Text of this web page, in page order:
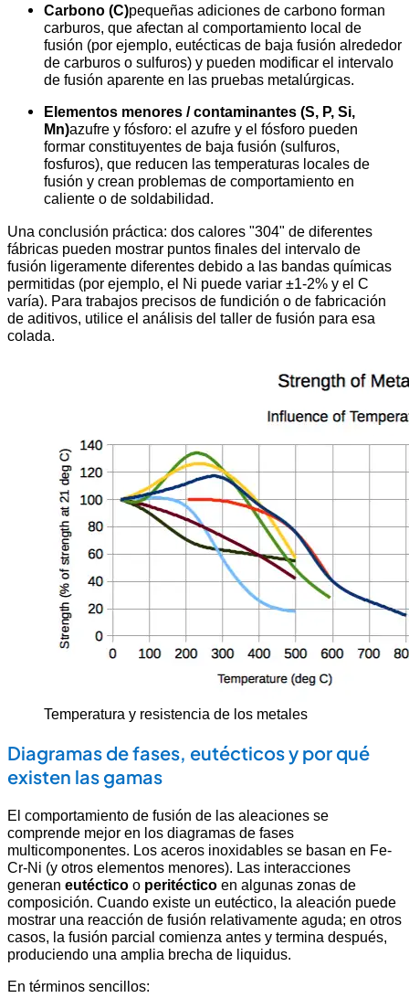
Carbono (C)pequeñas adiciones de carbono forman
carburos, que afectan al comportamiento local de
fusión (por ejemplo, eutécticas de baja fusión alrededor
de carburos o sulfuros) y pueden modificar el intervalo
de fusión aparente en las pruebas metalúrgicas.
Elementos menores / contaminantes (S, P, Si,
Mn)azufre y fósforo: el azufre y el fósforo pueden
formar constituyentes de baja fusión (sulfuros,
fosfuros), que reducen las temperaturas locales de
fusión y crean problemas de comportamiento en
caliente o de soldabilidad.
Una conclusión práctica: dos calores "304" de diferentes
fábricas pueden mostrar puntos finales del intervalo de
fusión ligeramente diferentes debido a las bandas químicas
permitidas (por ejemplo, el Ni puede variar ±1-2% y el C
varía). Para trabajos precisos de fundición o de fabricación
de aditivos, utilice el análisis del taller de fusión para esa
colada.
Temperatura y resistencia de los metales
Diagramas de fases, eutécticos y por qué
existen las gamas
El comportamiento de fusión de las aleaciones se
comprende mejor en los diagramas de fases
multicomponentes. Los aceros inoxidables se basan en Fe-
Cr-Ni (y otros elementos menores). Las interacciones
generan eutéctico o peritéctico en algunas zonas de
composición. Cuando existe un eutéctico, la aleación puede
mostrar una reacción de fusión relativamente aguda; en otros
casos, la fusión parcial comienza antes y termina después,
produciendo una amplia brecha de liquidus.
En términos sencillos: